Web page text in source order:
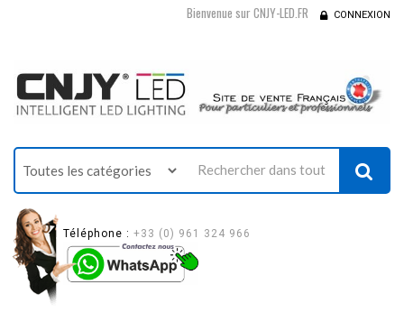
Bienvenue sur CNJY-LED.FR CONNEXION
Téléphone : +33 (0) 961 324 966